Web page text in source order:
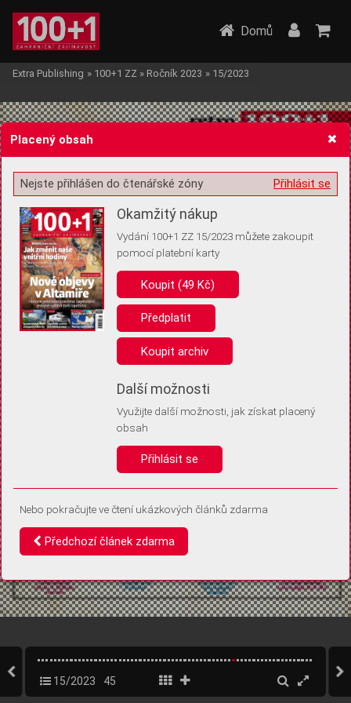
Žádost o souhlas s ukládáním volitelných informací
Pro základní fungování webu nepotřebujeme ukládat žádné informace
(tzv. cookies apod.). Rádi bychom vás ale požádali o souhlas s
uložením volitelných informací:
Anonymní unikátní ID
Díky němu příště poznáme, že se jedná o stejné zařízení, a
Identifikátor je zcela anonymní.
Vaše souhlasy a odmítnutí si ukládáme do vašeho zařízení, abychom se
vás už příště znovu neptali. Můžete je kdykoli později upravit ve Správě
Domů
Extra Publishing » 100+1 ZZ » Ročník 2023 » 15/2023
15/2023 45
Placený obsah
Přihlásit se
Nejste přihlášen do čtenářské zóny
Okamžitý nákup
Vydání 100+1 ZZ 15/2023 můžete zakoupit
pomocí platební karty
Koupit (49 Kč)
Předplatit
Koupit archiv
Další možnosti
Využijte další možnosti, jak získat placený
obsah
Přihlásit se
Nebo pokračujte ve čtení ukázkových článků zdarma
Předchozí článek zdarma